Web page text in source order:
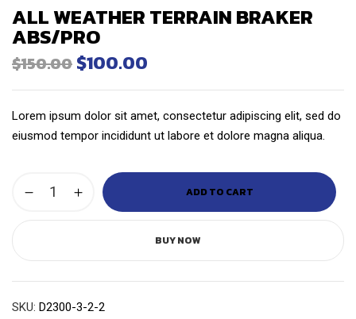
Rated 5.00out
of 5 based on
1
customer
rating
ALL WEATHER TERRAIN BRAKER
ABS/PRO
$150.00 $100.00
Lorem ipsum dolor sit amet, consectetur adipiscing elit, sed do
eiusmod tempor incididunt ut labore et dolore magna aliqua.
ADD TO CART
BUY NOW
SKU: D2300-3-2-2